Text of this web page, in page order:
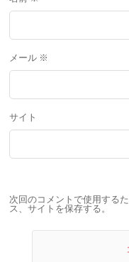
メール ※
サイト
次回のコメントで使用する
ス、サイトを保存する。